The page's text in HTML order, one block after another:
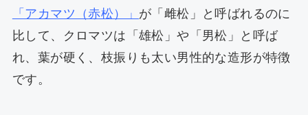
「アカマツ（赤松）」 が「雌松」と呼ばれるのに
比して、クロマツは「雄松」や「男松」と呼ば
れ、葉が硬く、枝振りも太い男性的な造形が特徴
です。